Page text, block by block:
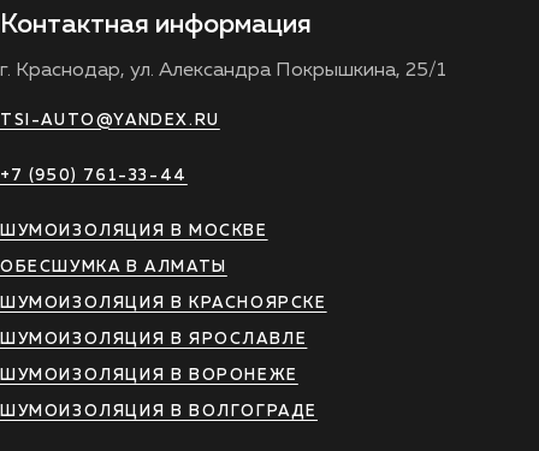
Контактная информация
г. Краснодар, ул. Александра Покрышкина, 25/1
TSI-AUTO@YANDEX.RU
+7 (950) 761-33-44
ШУМОИЗОЛЯЦИЯ В МОСКВЕ
ОБЕСШУМКА В АЛМАТЫ
ШУМОИЗОЛЯЦИЯ В КРАСНОЯРСКЕ
ШУМОИЗОЛЯЦИЯ В ЯРОСЛАВЛЕ
ШУМОИЗОЛЯЦИЯ В ВОРОНЕЖЕ
ШУМОИЗОЛЯЦИЯ В ВОЛГОГРАДЕ